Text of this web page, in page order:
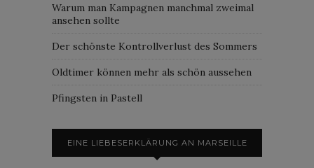
Warum man Kampagnen manchmal zweimal
ansehen sollte
Der schönste Kontrollverlust des Sommers
Oldtimer können mehr als schön aussehen
Pfingsten in Pastell
EINE LIEBESERKLÄRUNG AN MARSEILLE